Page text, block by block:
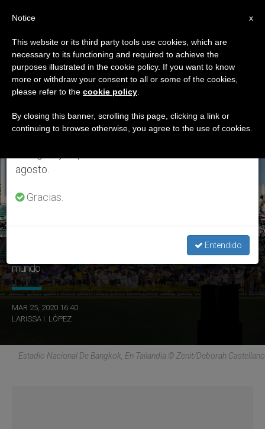
ETIQUETA
Posts Tagged ‘Anuario
Pontificio 2020’
ÚLTIMAS NOTICIAS
Crece el número de católicos, más de 1.300 millones en el
mundo
MAR 25, 2020 16:40
LARISSA I. LÓPEZ
Estadio Nacional De Bangkok, En Tailandia © Zenit/Deborah Castellano
×
Aviso importante
Del 27 de julio al 7 de agosto haremos la pausa
anual, aprovechando que en el periodo de verano
se generan menos informaciones y también el
agosto.
Gracias.
Entendido
x
Notice
This website or its third party tools use cookies, which are
necessary to its functioning and required to achieve the
purposes illustrated in the cookie policy. If you want to know
more or withdraw your consent to all or some of the cookies,
please refer to the cookie policy
By closing this banner, scrolling this page, clicking a link or
continuing to browse otherwise, you agree to the use of cookies.